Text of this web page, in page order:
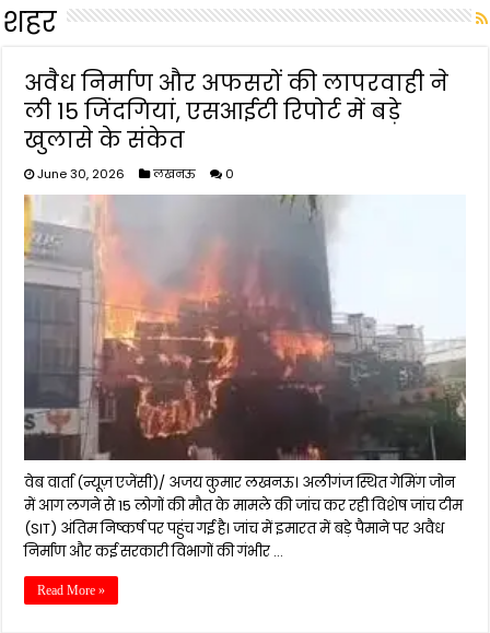
शहर
अवैध निर्माण और अफसरों की लापरवाही ने
ली 15 जिंदगियां, एसआईटी रिपोर्ट में बड़े
खुलासे के संकेत
June 30, 2026 लखनऊ 0
वेब वार्ता (न्यूज़ एजेंसी)/ अजय कुमार लखनऊ। अलीगंज स्थित गेमिंग जोन
में आग लगने से 15 लोगों की मौत के मामले की जांच कर रही विशेष जांच टीम
(SIT) अंतिम निष्कर्ष पर पहुंच गई है। जांच में इमारत में बड़े पैमाने पर अवैध
निर्माण और कई सरकारी विभागों की गंभीर …
Read More »